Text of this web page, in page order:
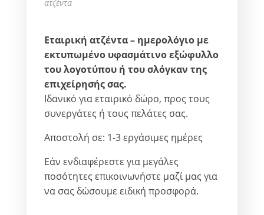
ατζέντα
Εταιρική ατζέντα – ημερολόγιο με
εκτυπωμένο υφασμάτινο εξώφυλλο
του λογοτύπου ή του σλόγκαν της
επιχείρησής σας.
Ιδανικό για εταιρικό δώρο, προς τους
συνεργάτες ή τους πελάτες σας.
Αποστολή σε: 1-3 εργάσιμες ημέρες
Εάν ενδιαφέρεστε για μεγάλες
ποσότητες επικοινωνήστε μαζί μας για
να σας δώσουμε ειδική προσφορά.